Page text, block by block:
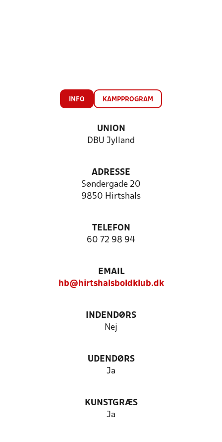
INFO KAMPPROGRAM
UNION
DBU Jylland
ADRESSE
Søndergade 20
9850 Hirtshals
TELEFON
60 72 98 94
EMAIL
hb@hirtshalsboldklub.dk
INDENDØRS
Nej
UDENDØRS
Ja
KUNSTGRÆS
Ja